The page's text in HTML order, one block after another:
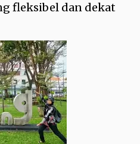
fleksibel dan dekat